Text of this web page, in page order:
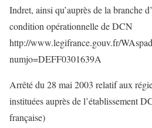
Indret, ainsi qu’auprès de la branche
condition opérationnelle de DCN
http://www.legifrance.gouv.fr/
numjo=DEFF0301639A
Arrêté du 28 mai 2003 relatif aux
instituées auprès de l’établissement
française)